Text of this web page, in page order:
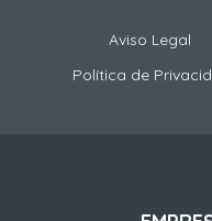
Aviso Legal
Política de